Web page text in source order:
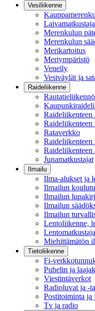
Vesiliikenne
Merenkulun
Merenkulun
Merikartoitus
Meriympäristö
Veneily
Vesiväylät ja
Raideliikenne
Raideliikenteen
Raideliikenteen
Rataverkko
Raideliikenteen
Raideliikenteen
Junamatkustajat
Ilmailu
Ilma-alukset ja
Ilmailun
Ilmailun
Ilmailun
Ilmailun
Lentoliikenne,
Lentomatkustaja
Miehittämätön
Tietoliikenne
Fi-
Puhelin ja
Viestintäverkot
Radioluvat ja -
Postitoiminta ja
Tv ja radio